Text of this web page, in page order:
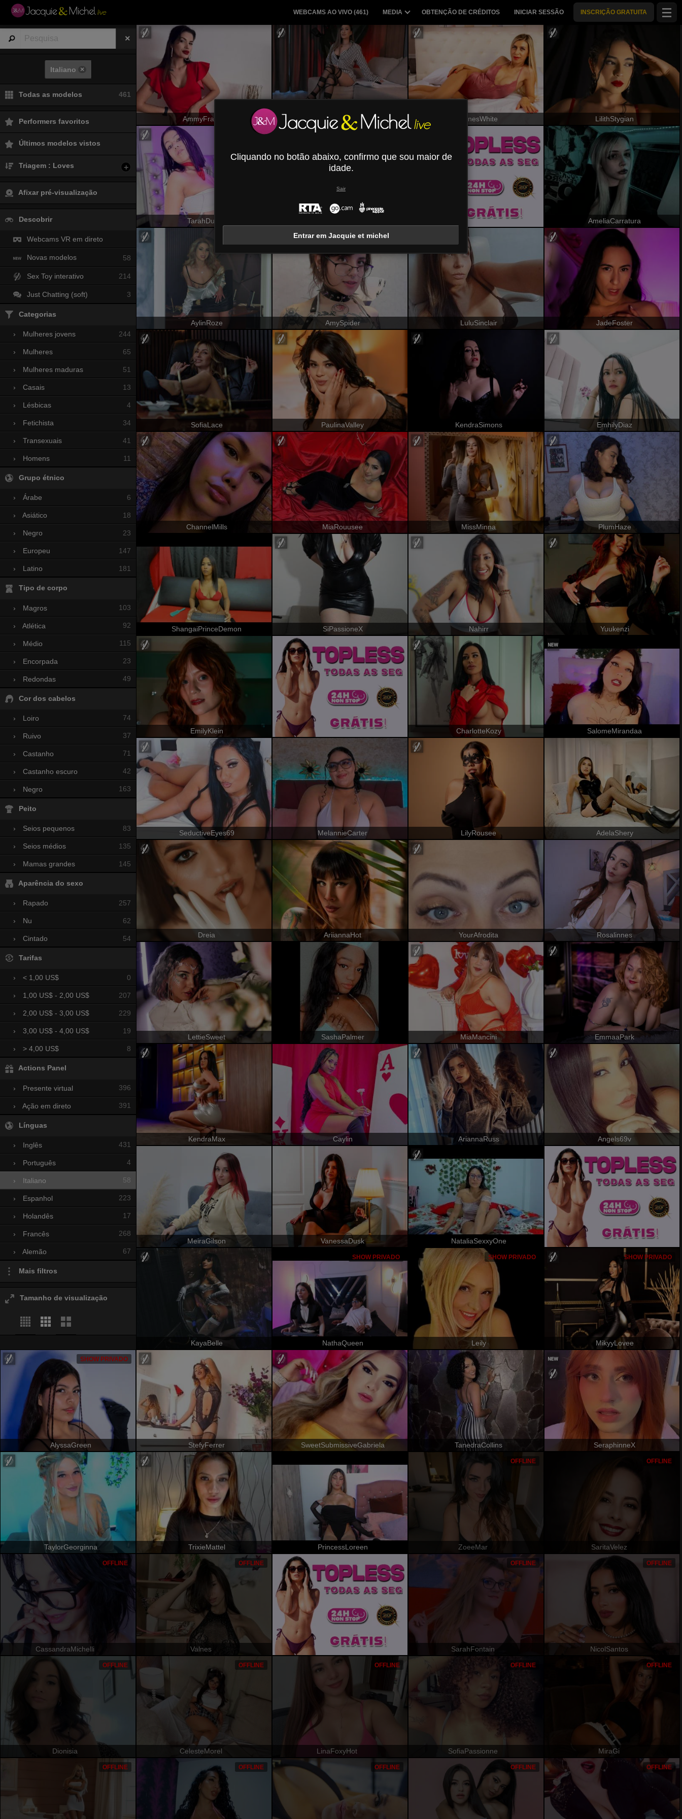
WEBCAMS AO VIVO (461) MEDIA OBTENÇÃO DE CRÉDITOS INICIAR SESSÃO INSCRIÇÃO GRATUITA
Italiano ×
Todas as modelos 461
Performers favoritos
Últimos modelos vistos
Triagem : Loves +
Afixar pré-visualização
Descobrir
Webcams VR em direto
Novas modelos 58
Sex Toy interativo 214
Just Chatting (soft) 3
Categorias
› Mulheres jovens 244
› Mulheres 65
› Mulheres maduras 51
› Casais 13
› Lésbicas 4
› Fetichista 34
› Transexuais 41
› Homens 11
Grupo étnico
› Árabe 6
› Asiático 18
› Negro 23
› Europeu 147
› Latino 181
Tipo de corpo
› Magros 103
› Atlética 92
› Médio 115
› Encorpada 23
› Redondas 49
Cor dos cabelos
› Loiro 74
› Ruivo 37
› Castanho 71
› Castanho escuro 42
› Negro 163
Peito
› Seios pequenos 83
› Seios médios 135
› Mamas grandes 145
Aparência do sexo
› Rapado 257
› Nu 62
› Cintado 54
Tarifas
› < 1,00 US$ 0
› 1,00 US$ - 2,00 US$ 207
› 2,00 US$ - 3,00 US$ 229
› 3,00 US$ - 4,00 US$ 19
› > 4,00 US$ 8
Actions Panel
› Presente virtual 396
› Ação em direto 391
Línguas
› Inglês 431
› Português 4
› Italiano 58
› Espanhol 223
› Holandês 17
› Francês 268
› Alemão 67
Mais filtros
Tamanho de visualização
AmmyFrancaise BabeInBlush AnnesWhite LilithStygian
TarahDustin AmeliaCarratura
AylinRoze AmySpider LuluSinclair JadeFoster
SofiaLace PaulinaValley KendraSimons EmhilyDiaz
ChannelMills MiaRouusee MissMinna PlumHaze
ShangaiPrinceDemon SiPassioneX Nahirr Yuukenzi
EmilyKlein CharlotteKozy SalomeMirandaa
SeductiveEyes69 MelannieCarter LilyRousee AdelaShery
Dreia AriiannaHot YourAfrodita Rosalinnes
LettieSweet SashaPalmer MiaMancini EmmaaPark
KendraMax Caylin AriannaRuss Angels69v
MeiraGilson VanessaDusk NataliaSexxyOne
KayaBelle NathaQueen
SHOW PRIVADO
Leily
SHOW PRIVADO
MikyyLovee
SHOW PRIVADO
AlyssaGreen
SHOW PRIVADO
StefyFerrer SweetSubmissiveGabriela TanedraCollins SeraphinneX
TaylorGeorginna TrixieMattel PrincessLoreen ZoeeMar
OFFLINE
SaritaVelez
OFFLINE
CassandraMichelli
OFFLINE
Valnes
OFFLINE
SarahFontain
OFFLINE
NicolSantos
OFFLINE
Dionisia
OFFLINE
CelesteMorel
OFFLINE
LinaFoxyHot
OFFLINE
SofiaPassionne
OFFLINE
MiraGi
OFFLINE
OFFLINE OFFLINE OFFLINE OFFLINE OFFLINE
Cliquando no botão abaixo, confirmo que sou maior de
idade.
Sair
Entrar em Jacquie et michel